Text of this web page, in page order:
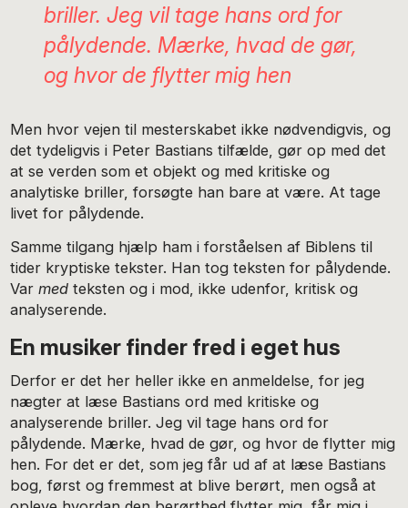
briller. Jeg vil tage hans ord for
pålydende. Mærke, hvad de gør,
og hvor de flytter mig hen
Men hvor vejen til mesterskabet ikke nødvendigvis, og
det tydeligvis i Peter Bastians tilfælde, gør op med det
at se verden som et objekt og med kritiske og
analytiske briller, forsøgte han bare at være. At tage
livet for pålydende.
Samme tilgang hjælp ham i forståelsen af Biblens til
tider kryptiske tekster. Han tog teksten for pålydende.
Varmed teksten og i mod, ikke udenfor, kritisk og
analyserende.
En musiker finder fred i eget hus
Derfor er det her heller ikke en anmeldelse, for jeg
nægter at læse Bastians ord med kritiske og
analyserende briller. Jeg vil tage hans ord for
pålydende. Mærke, hvad de gør, og hvor de flytter mig
hen. For det er det, som jeg får ud af at læse Bastians
bog, først og fremmest at blive berørt, men også at